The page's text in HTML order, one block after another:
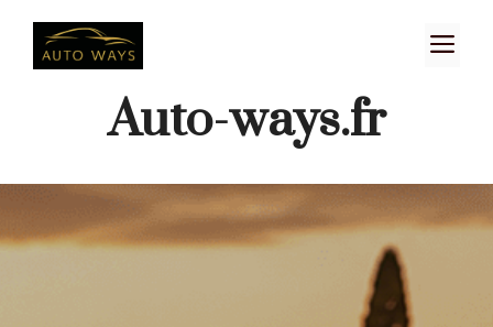
contenu
Auto-ways.fr